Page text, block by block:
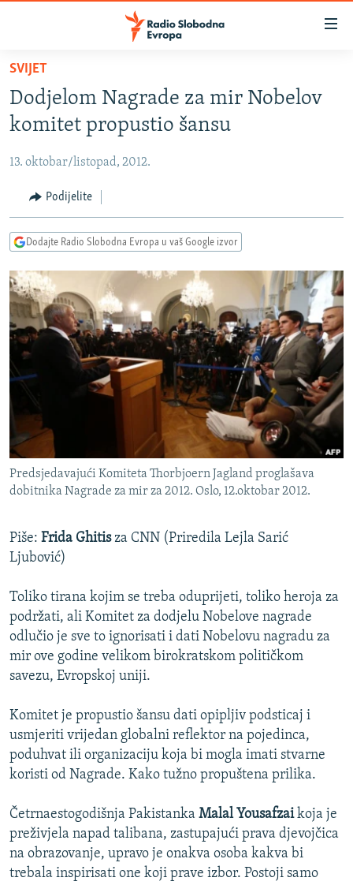
Pređite
glavni
sadržaj
na
navigaciju
Pređite
na
VIJESTI
BOSNA I HERCEGOVINA
KOSOVO
CRNA GORA
VIDEO
FOTOGALERIJE
INFOGRAFIKE
PODCASTI
RAT U UKRAJINI
KINA NA BALKANU
RSE PRIČE IZ SVIJETA
ISPRIČAJ MI
DNEVNO@RSE
SPECIJALI RSE
VIŠE OD NASLOVA
GENOCID U SREBRENICI
TV LIBERTY
POST SCRIPTUM
MOJA EVROPA
TRI DECENIJE OD RATA U BIH
SVE KARTE DEJTONA
NASTANAK I RASPAD JUGOSLAVIJE
PRATITE NAS
Sve RFE/RL stranice
SVIJET
Dodjelom Nagrade za mir Nobelov
komitet propustio šansu
13. oktobar/listopad, 2012.
Podijelite
Dodajte Radio Slobodna Evropa u vaš Google izvor
Predsjedavajući Komiteta Thorbjoern Jagland proglašava
dobitnika Nagrade za mir za 2012. Oslo, 12.oktobar 2012.
Piše: Frida Ghitisza CNN (Priredila Lejla Sarić
Ljubović)
Toliko tirana kojim se treba oduprijeti, toliko heroja za
podržati, ali Komitet za dodjelu Nobelove nagrade
odlučio je sve to ignorisati i dati Nobelovu nagradu za
mir ove godine velikom birokratskom političkom
savezu, Evropskoj uniji.
Komitet je propustio šansu dati opipljiv podsticaj i
usmjeriti vrijedan globalni reflektor na pojedinca,
poduhvat ili organizaciju koja bi mogla imati stvarne
koristi od Nagrade. Kako tužno propuštena prilika.
Četrnaestogodišnja Pakistanka Malal Yousafzaikoja je
preživjela napad talibana, zastupajući prava djevojčica
na obrazovanje, upravo je onakva osoba kakva bi
trebala inspirisati one koji prave izbor. Postoji samo